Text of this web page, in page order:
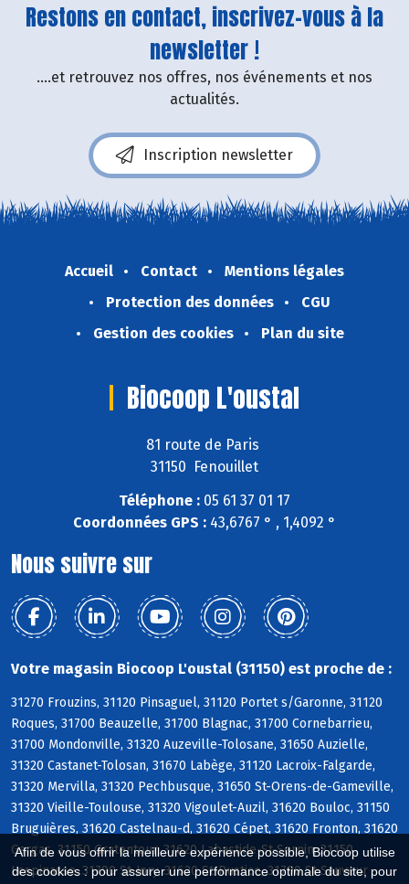
Afin de vous offrir la meilleure expérience possible, Biocoop utilise
des cookies : pour assurer une performance optimale du site, pour
Restons en contact, inscrivez-vous à la
newsletter !
....et retrouvez nos offres, nos événements et nos
actualités.
Inscription newsletter
Accueil Contact
Mentions légales
Protection des données
CGU
Gestion des cookies
Plan du site
Biocoop L'oustal
81 route de Paris
31150 Fenouillet
Téléphone : 05 61 37 01 17
Coordonnées GPS : 43,6767 ° , 1,4092 °
Nous suivre sur
Votre magasin Biocoop L'oustal (31150) est proche de :
31270 Frouzins, 31120 Pinsaguel, 31120 Portet s/Garonne, 31120
Roques, 31700 Beauzelle, 31700 Blagnac, 31700 Cornebarrieu,
31700 Mondonville, 31320 Auzeville-Tolosane, 31650 Auzielle,
31320 Castanet-Tolosan, 31670 Labège, 31120 Lacroix-Falgarde,
31320 Mervilla, 31320 Pechbusque, 31650 St-Orens-de-Gameville,
31320 Vieille-Toulouse, 31320 Vigoulet-Auzil, 31620 Bouloc, 31150
Bruguières, 31620 Castelnau-d, 31620 Cépet, 31620 Fronton, 31620
Gargas, 31150 Gratentour, 31620 Labastide-St-Sernin, 31150
Lespinasse, 31790 St-Jory, 31620 St-Rustice, 31790 St-Sauveur